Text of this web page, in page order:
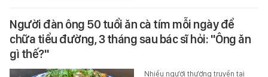
Người đàn ông 50 tuổi ăn cà tím mỗi ngày để
chữa tiểu đường, 3 tháng sau bác sĩ hỏi: "Ông ăn
gì thế?"
Nhiều người thường truyền tai